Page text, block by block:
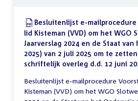
Download:
Besluitenlijst e-
lid Kisteman (VVD) om het WGO
Jaarverslag 2024 en de Staat
2025) van 2 juli 2025 om te
schriftelijk overleg d.d. 12 juni
Besluitenlijst e-mailprocedure
Kisteman (VVD) om het WGO